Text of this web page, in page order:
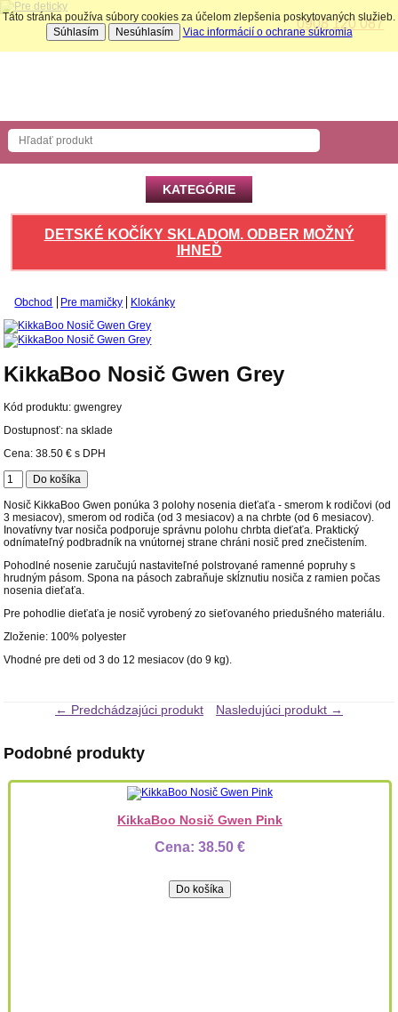
0908 120 087
KATEGÓRIE
DETSKÉ KOČÍKY SKLADOM. ODBER MOŽNÝ
IHNEĎ
Obchod Pre mamičky Klokánky
KikkaBoo Nosič Gwen Grey
Kód produktu:gwengrey
Dostupnosť: na sklade
Cena:38.50 € s DPH
Nosič KikkaBoo Gwen ponúka 3 polohy nosenia dieťaťa - smerom k rodičovi (od
3 mesiacov), smerom od rodiča (od 3 mesiacov) a na chrbte (od 6 mesiacov).
Inovatívny tvar nosiča podporuje správnu polohu chrbta dieťaťa. Praktický
odnímateľný podbradník na vnútornej strane chráni nosič pred znečistením.
Pohodlné nosenie zaručujú nastaviteľné polstrované ramenné popruhy s
hrudným pásom. Spona na pásoch zabraňuje skĺznutiu nosiča z ramien počas
nosenia dieťaťa.
Pre pohodlie dieťaťa je nosič vyrobený zo sieťovaného priedušného materiálu.
Zloženie: 100% polyester
Vhodné pre deti od 3 do 12 mesiacov (do 9 kg).
← Predchádzajúci produkt Nasledujúci produkt →
Podobné produkty
KikkaBoo Nosič Gwen Pink
Cena: 38.50 €
Táto stránka používa súbory cookies za účelom zlepšenia poskytovaných služieb.
Súhlasím
Nesúhlasím Viac informácií o ochrane súkromia